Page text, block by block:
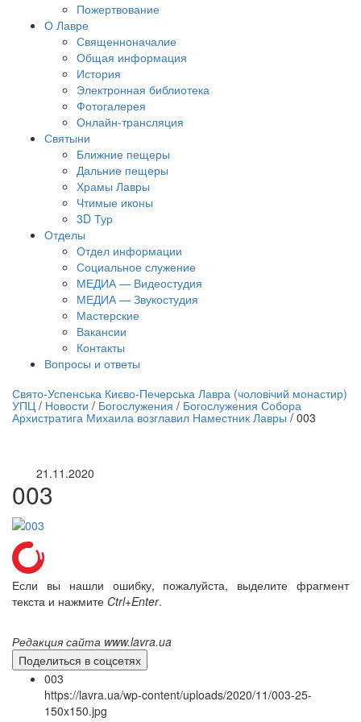
Пожертвование
О Лавре
Священноначалие
Общая информация
История
Электронная библиотека
Фотогалерея
Онлайн-трансляция
Святыни
Ближние пещеры
Дальние пещеры
Храмы Лавры
Чтимые иконы
3D Тур
Отделы
Отдел информации
Социальное служение
МЕДИА — Видеостудия
МЕДИА — Звукостудия
Мастерские
Вакансии
Контакты
Вопросы и ответы
трансляция | 12 сентября
трансляции
Свято-Успенська Києво-Печерська Лавра (чоловічий монастир)
УПЦ / Новости / Богослужения / Богослужения Собора
Архистратига Михаила возглавил Наместник Лавры / 003
21.11.2020
003
Если вы нашли ошибку, пожалуйста, выделите фрагмент
текста и нажмите Ctrl+Enter.
Редакция сайта www.lavra.ua
Поделиться в соцсетях
003
https://lavra.ua/wp-content/uploads/2020/11/003-25-
150x150.jpg